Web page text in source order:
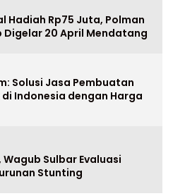
Hadiah Rp75 Juta, Polman
Digelar 20 April Mendatang
Solusi Jasa Pembuatan
Indonesia dengan Harga
Wagub Sulbar Evaluasi
Stunting